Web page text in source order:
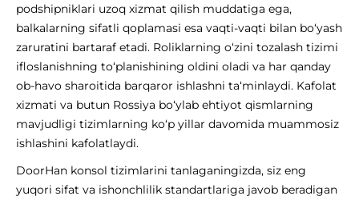
podshipniklari uzoq xizmat qilish muddatiga ega,
balkalarning sifatli qoplamasi esa vaqti-vaqti bilan bo‘yash
zaruratini bartaraf etadi. Roliklarning o‘zini tozalash tizimi
ifloslanishning to‘planishining oldini oladi va har qanday
ob-havo sharoitida barqaror ishlashni ta‘minlaydi. Kafolat
xizmati va butun Rossiya bo‘ylab ehtiyot qismlarning
mavjudligi tizimlarning ko‘p yillar davomida muammosiz
ishlashini kafolatlaydi.
DoorHan konsol tizimlarini tanlaganingizda, siz eng
yuqori sifat va ishonchlilik standartlariga javob beradigan